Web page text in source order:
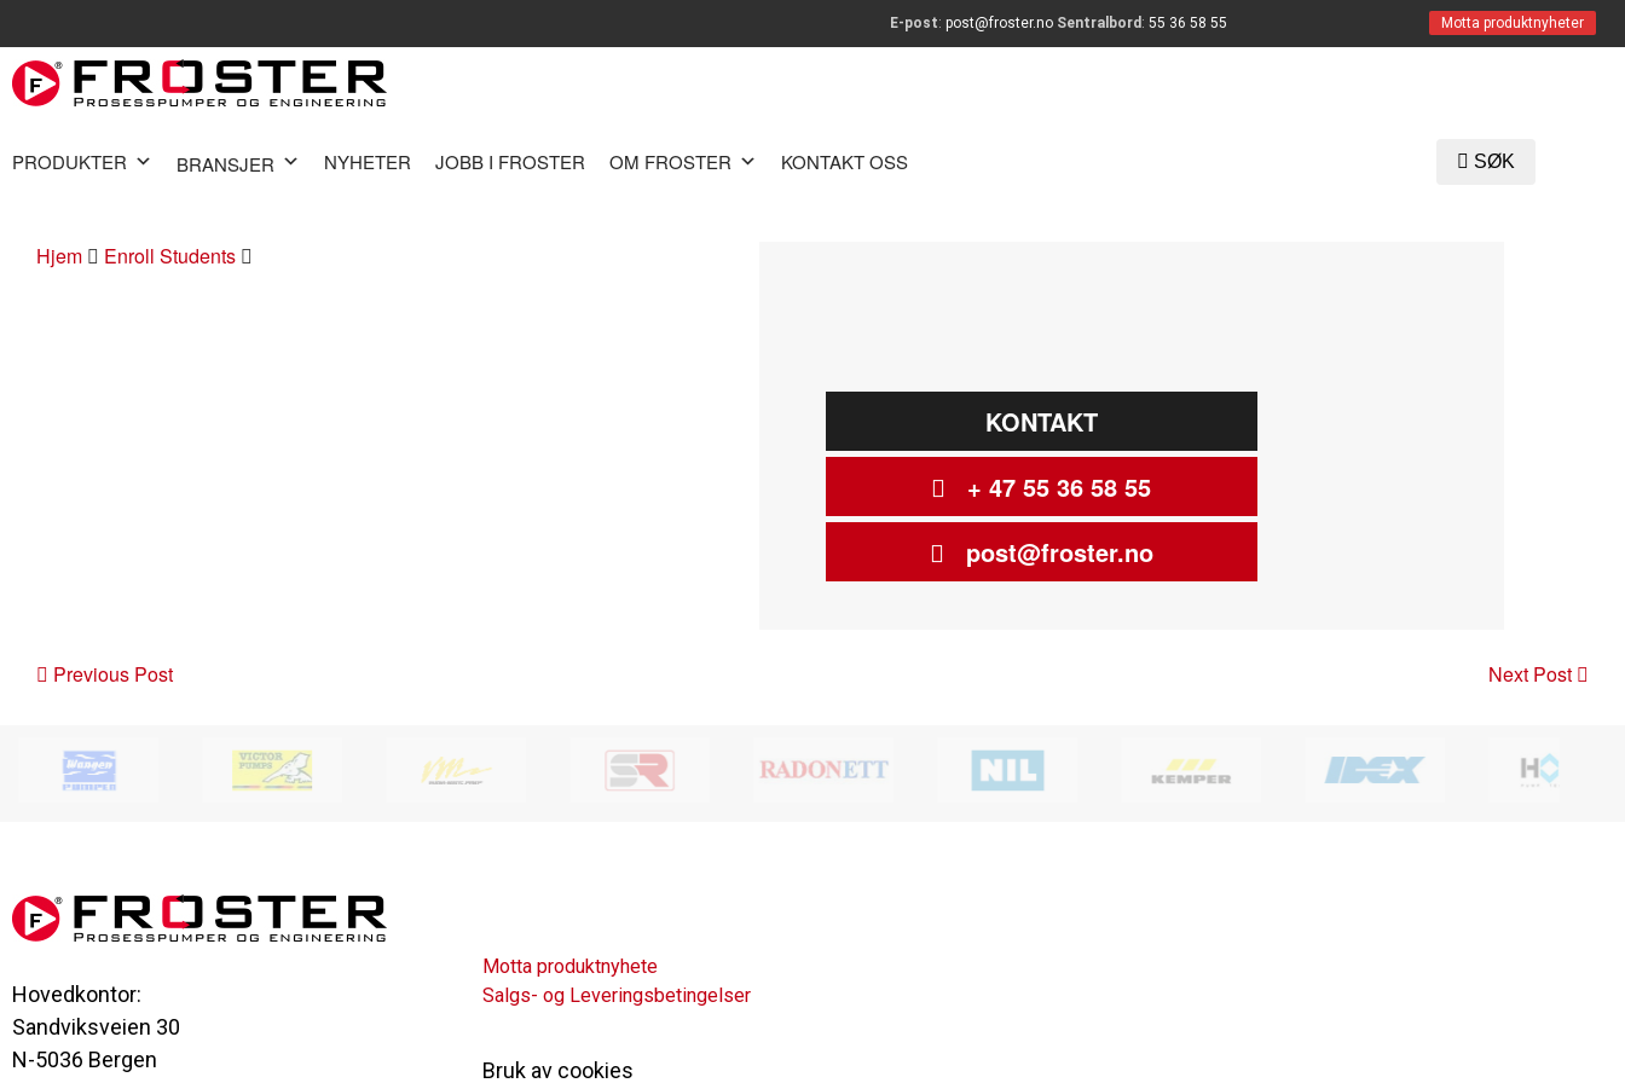
E-post:post@froster.no Sentralbord :55 36 58 55 Motta produktnyheter
PRODUKTER BRANSJER NYHETER JOBB I FROSTER OM FROSTER KONTAKT OSS SØK
Hjem Enroll Students
KONTAKT
+ 47 55 36 58 55
post@froster.no
Post
Previous Post Next Post
Hovedkontor:
Sandviksveien 30
N-5036 Bergen
Motta produktnyhete
Salgs- og Leveringsbetingelser
Bruk av cookies